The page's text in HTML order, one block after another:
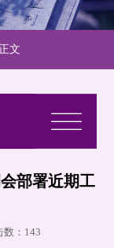
文
部署近期工
： 143